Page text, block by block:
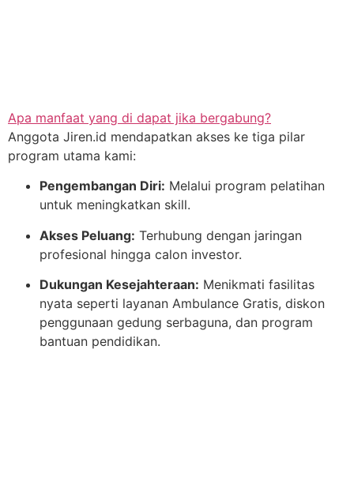
Apa manfaat yang di dapat jika bergabung?
Anggota Jiren.id mendapatkan akses ke tiga pilar
program utama kami:
Pengembangan Diri: Melalui program pelatihan
untuk meningkatkan skill.
Akses Peluang: Terhubung dengan jaringan
profesional hingga calon investor.
Dukungan Kesejahteraan: Menikmati fasilitas
nyata seperti layanan Ambulance Gratis, diskon
penggunaan gedung serbaguna, dan program
bantuan pendidikan.